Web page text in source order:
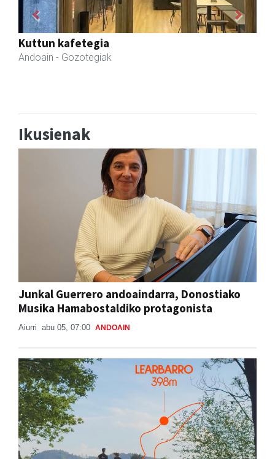
Ernaitza liburu-denda
Andoain
Previous Next
Ikusienak
Junkal Guerrero andoaindarra, Donostiako
Musika Hamabostaldiko protagonista
Aiurri abu 05, 07:00 ANDOAIN